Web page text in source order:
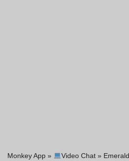
Monkey App » Video Chat»